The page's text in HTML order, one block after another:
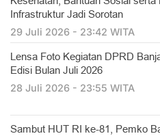
Infrastruktur Jadi Sorotan
29 Juli 2026 - 23:42 WITA
Lensa Foto Kegiatan DPRD
Edisi Bulan Juli 2026
28 Juli 2026 - 23:55 WITA
Sambut HUT RI ke-81, Pemko